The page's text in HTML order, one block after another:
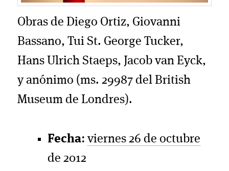
Obras de Diego Ortiz, Giovanni
Bassano, Tui St. George Tucker,
Hans Ulrich Staeps, Jacob van Eyck,
y anónimo (ms. 29987 del British
Museum de Londres).
Fecha:viernes 26 de octubre
de 2012